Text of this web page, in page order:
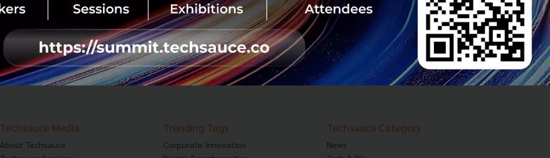
Tech & Biz Startitup Think of Living Start it Up Conference
618 619 620 621 ... 626 627 ›
Techsauce Media
About Techsauce
Trending Tags
Corporate Innovation
Techsauce Category
News